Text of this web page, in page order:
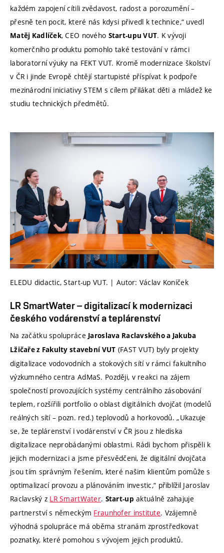
každém zapojení cítili zvědavost, radost a porozumění –
přesně ten pocit, které nás kdysi přivedl k technice,“ uvedl
Matěj Kadlíček, CEO nového Start-upu VUT. K vývoji
komerčního produktu pomohlo také testování v rámci
laboratorní výuky na FEKT VUT. Kromě modernizace školství
v ČR i jinde Evropě chtějí startupisté příspívat k podpoře
mezinárodní iniciativy STEM s cílem přilákat děti a mládež ke
studiu technických předmětů.
ELEDU didactic, Start-up VUT. | Autor: Václav Koníček
LR SmartWater – digitalizací k modernizaci
českého vodárenství a teplárenství
Na začátku spolupráce Jaroslava Raclavského a Jakuba
Lžičaře z Fakulty stavební VUT (FAST VUT) byly projekty
digitalizace vodovodních a stokových sítí v rámci fakultního
výzkumného centra AdMaS. Později, v reakci na zájem
společností provozujících systémy centrálního zásobování
teplem, rozšířili portfolio o oblast digitálních dvojčat (modelů
reálných sítí – pozn. red.) teplovodů a horkovodů. „Ukazuje
se, že teplárenství i vodárenství v ČR jsou z hlediska
digitalizace neprobádanými oblastmi. Rádi bychom přispěli k
jejich modernizaci a jsme přesvědčeni, že digitální dvojčata
jsou tím správným řešením, které našim klientům pomůže s
optimalizací provozu a plánováním investic,“ přiblížil Jaroslav
Raclavský z LR SmartWater. Start-up aktuálně zahajuje
partnerství s německým Fraunhofer institute. Vzájemně
výhodná spolupráce má oběma stranám zprostředkovat
poznatky, které pomohou s vývojem jejich produktů.